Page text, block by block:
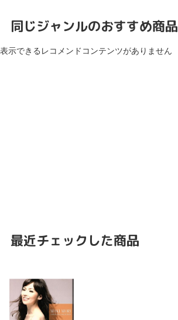
同じジャンルのおすすめ商品
表示できるレコメンドコンテンツがありません
最近チェックした商品